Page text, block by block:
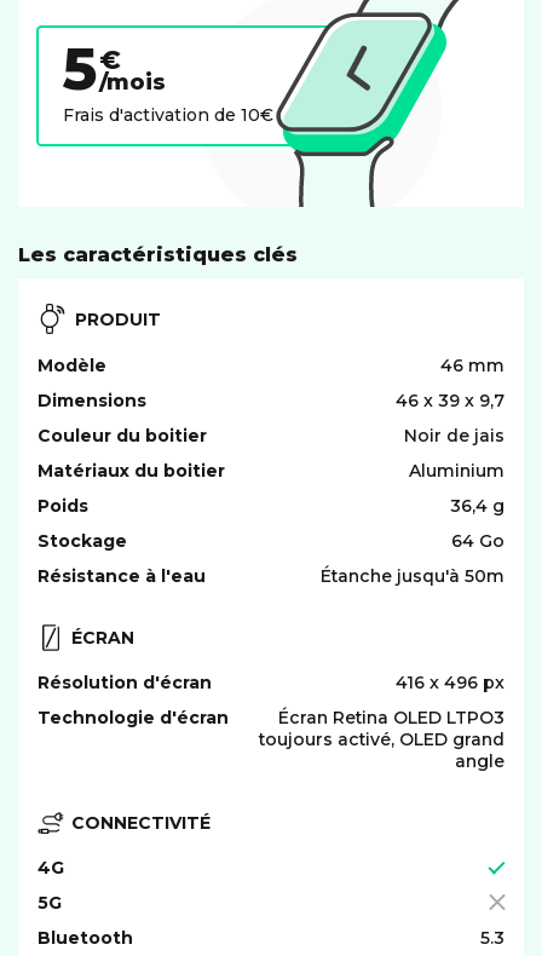
5€
/mois
Frais d'activation de 10€
Les caractéristiques clés
PRODUIT
Modèle
46 mm
Dimensions
46 x 39 x 9,7
Couleur du boitier
Noir de jais
Matériaux du boitier
Aluminium
Poids
36,4 g
Stockage
64 Go
Résistance à l'eau
Étanche jusqu'à 50m
ÉCRAN
Résolution d'écran
416 x 496 px
Technologie d'écran
Écran Retina OLED LTPO3
toujours activé, OLED grand
angle
CONNECTIVITÉ
4G
5G
Bluetooth
5.3